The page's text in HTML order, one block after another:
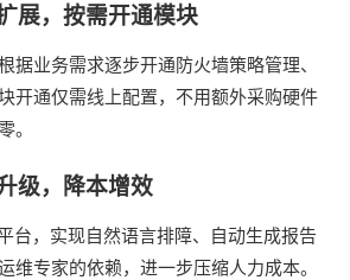
展，按需开通模块
据业务需求逐步开通防火墙策略管理、
开通仅需线上配置，不用额外采购硬件
。
级，降本增效
台，实现自然语言排障、自动生成报告
维专家的依赖，进一步压缩人力成本。